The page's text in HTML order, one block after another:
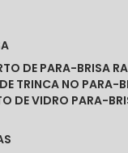
DE PARA-BRISA
DE TRINCA NO PARA-
DE VIDRO PARA-